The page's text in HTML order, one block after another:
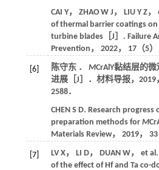
CAI Y， ZHAO W J ， LIU Y Z，
of thermal barrier coatings
turbine blades［J］. Failure
Prevention ， 2022， 17（5）
[6] 陈守东 ． MCrAlY黏结层的
进展［J］． 材料导报， 2019
2588．
CHEN S D. Research
preparation methods for M
Materials Review， 2019， 33
[7] LV X， LI D， DUAN W， et
of the effect of Hf and Ta co-